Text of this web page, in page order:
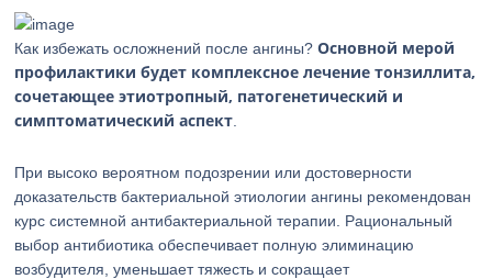
Как избежать осложнений после ангины?Основной мерой
профилактики будет комплексное лечение тонзиллита,
сочетающее этиотропный, патогенетический и
симптоматический аспект
При высоко вероятном подозрении или достоверности
доказательств бактериальной этиологии ангины рекомендован
курс системной антибактериальной терапии. Рациональный
выбор антибиотика обеспечивает полную элиминацию
возбудителя, уменьшает тяжесть и сокращает